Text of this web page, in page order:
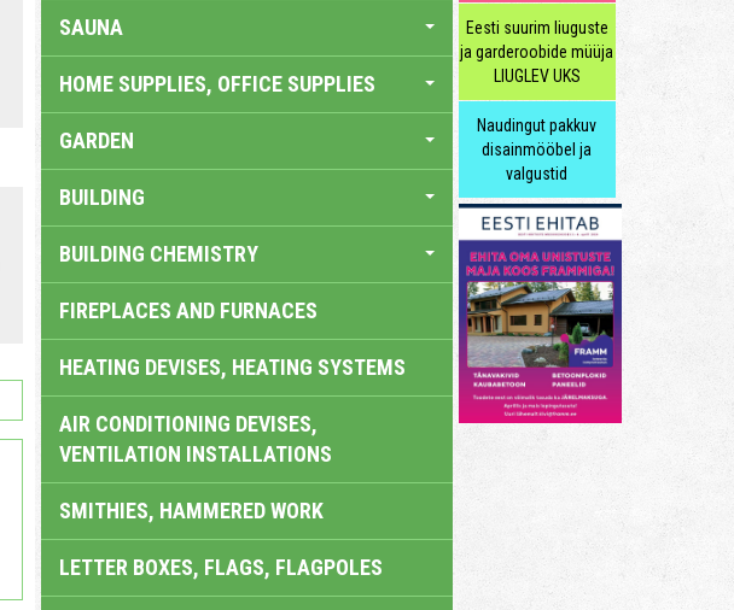
SAUNA
HOME SUPPLIES, OFFICE SUPPLIES
GARDEN
BUILDING
BUILDING CHEMISTRY
FIREPLACES AND FURNACES
HEATING DEVISES, HEATING SYSTEMS
AIR CONDITIONING DEVISES,
VENTILATION INSTALLATIONS
SMITHIES, HAMMERED WORK
LETTER BOXES, FLAGS, FLAGPOLES
Eesti suurim liuguste
ja garderoobide müüja
LIUGLEV UKS
Naudingut pakkuv
disainmööbel ja
valgustid